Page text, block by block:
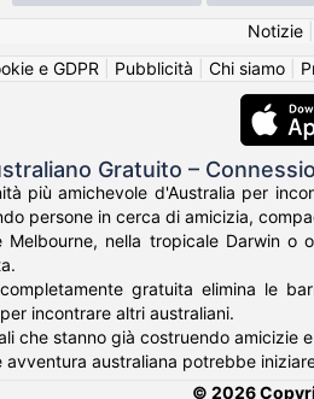
Notizie|
e GDPR
Pubblicità Chi siamo
Gratuito –
più amichevole d'Australia per
persone in cerca di amicizia,
nella tropicale Darwin
gratuita elimina le
incontrare altri australiani.
che stanno già costruendo
avventura australiana potrebbe
© 2026